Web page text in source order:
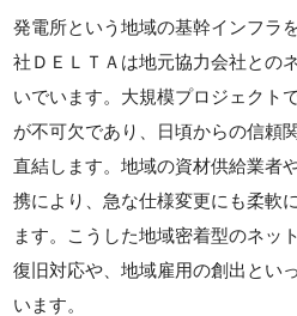
発電所という地域の基幹インフラ
社ＤＥＬＴＡは地元協力会社との
いでいます。大規模プロジェクト
が不可欠であり、日頃からの信頼
直結します。地域の資材供給業者
携により、急な仕様変更にも柔軟
ます。こうした地域密着型のネッ
復旧対応や、地域雇用の創出とい
います。